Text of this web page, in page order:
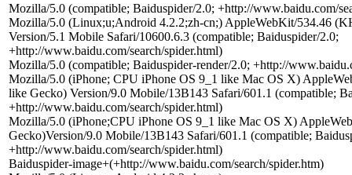
Mozilla/5.0 (compatible; Baiduspider/2.0; +http://www.baidu.com/
Mozilla/5.0 (Linux;u;Android 4.2.2;zh-cn;) AppleWebKit/534.46
Version/5.1 Mobile Safari/10600.6.3 (compatible; Baiduspider/2.0;
+http://www.baidu.com/search/spider.html)
Mozilla/5.0 (compatible; Baiduspider-render/2.0; +http://
Mozilla/5.0 (iPhone; CPU iPhone OS 9_1 like Mac OS X)
like Gecko) Version/9.0 Mobile/13B143 Safari/601.1 (compatible;
+http://www.baidu.com/search/spider.html)
Mozilla/5.0 (iPhone;CPU iPhone OS 9_1 like Mac OS X)
Gecko)Version/9.0 Mobile/13B143 Safari/601.1 (compatible;
+http://www.baidu.com/search/spider.html)
Baiduspider-image+(+http://www.baidu.com/search/spider.htm)